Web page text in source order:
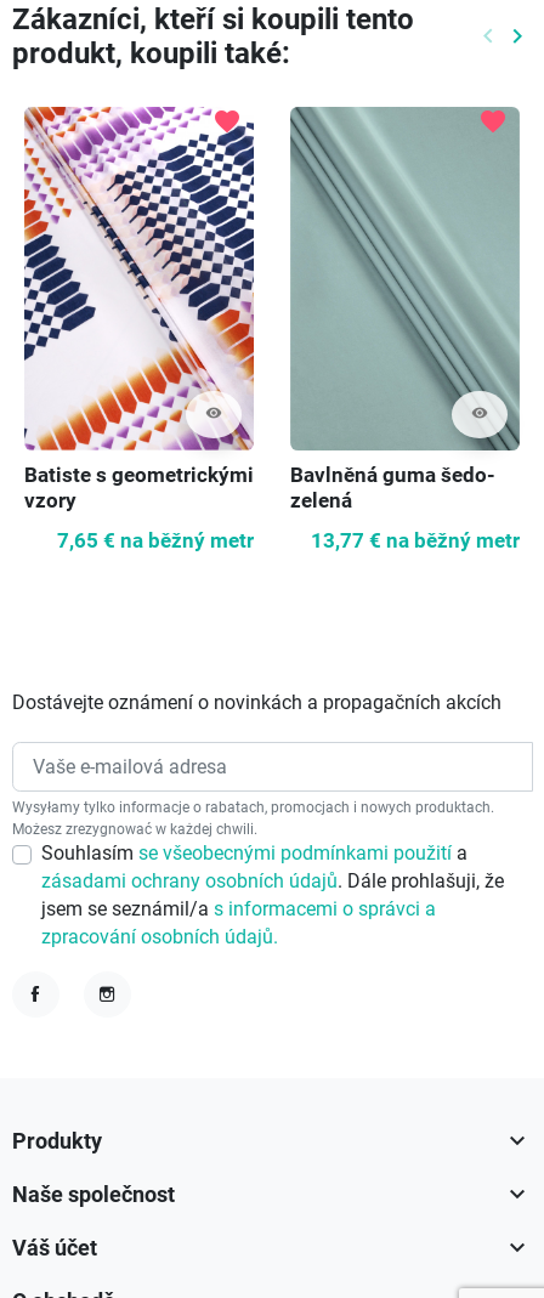
Zákazníci, kteří si koupili tento
produkt, koupili také:
keyboard_arrow_left keyboard_arrow_right
visibility
favorite
Batiste s geometrickými
vzory
7,65 € na běžný metr
visibility
favorite
Bavlněná guma šedo-
zelená
13,77 € na běžný metr
Dostávejte oznámení o novinkách a propagačních akcích
Wysyłamy tylko informacje o rabatach, promocjach i nowych produktach.
Możesz zrezygnować w każdej chwili.
Souhlasím se všeobecnými podmínkami použití a
zásadami ochrany osobních údajů. Dále prohlašuji, že
jsem se seznámil/a s informacemi o správci a
zpracování osobních údajů.
Produkty 
Naše společnost 
Váš účet 